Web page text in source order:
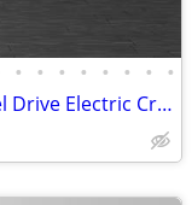
• • • • • • • •
2024 Tesla Cybertruck AWD All Wheel Drive Electric Crew Cab